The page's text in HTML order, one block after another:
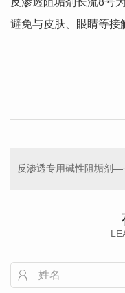
避免与皮肤、眼睛等接